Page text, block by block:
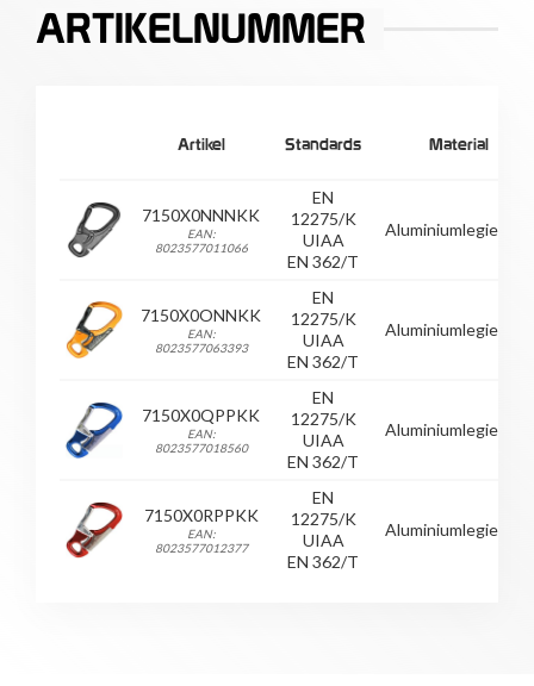
ARTIKELNUMMER
Artikel Standards Material
7150X0NNNKK
EAN:
8023577011066
EN
12275/K
UIAA
EN 362/T
Aluminiumlegierung
7150X0ONNKK
EAN:
8023577063393
EN
12275/K
UIAA
EN 362/T
Aluminiumlegierung
7150X0QPPKK
EAN:
8023577018560
EN
12275/K
UIAA
EN 362/T
Aluminiumlegierung
7150X0RPPKK
EAN:
8023577012377
EN
12275/K
UIAA
EN 362/T
Aluminiumlegierung